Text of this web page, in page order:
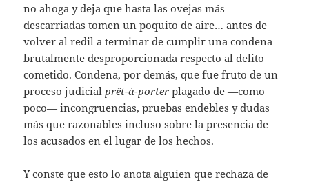
no ahoga y deja que hasta las ovejas más
descarriadas tomen un poquito de aire… antes de
volver al redil a terminar de cumplir una condena
brutalmente desproporcionada respecto al delito
cometido. Condena, por demás, que fue fruto de un
proceso judicial prêt-à-porter plagado de —como
poco— incongruencias, pruebas endebles y dudas
más que razonables incluso sobre la presencia de
los acusados en el lugar de los hechos.
Y conste que esto lo anota alguien que rechaza de